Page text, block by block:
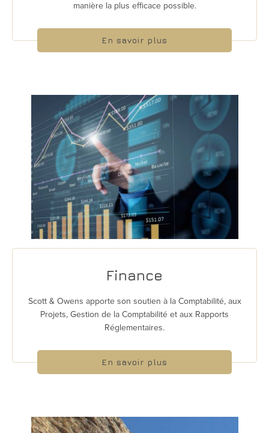
manière la plus efficace possible.
En savoir plus
Finance
Scott & Owens apporte son soutien à la Comptabilité, aux
Projets, Gestion de la Comptabilité et aux Rapports
Réglementaires.
En savoir plus